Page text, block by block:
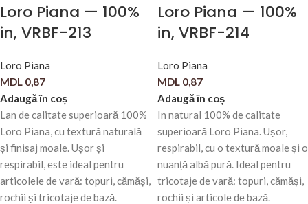
Loro Piana — 100%
in, VRBF-213
Loro Piana
MDL 0,87
Adaugă în coș
Lan de calitate superioară 100%
Loro Piana, cu textură naturală
și finisaj moale. Ușor și
respirabil, este ideal pentru
articolele de vară: topuri, cămăși,
rochii și tricotaje de bază.
Loro Piana — 100%
in, VRBF-214
Loro Piana
MDL 0,87
Adaugă în coș
In natural 100% de calitate
superioară Loro Piana. Ușor,
respirabil, cu o textură moale și o
nuanță albă pură. Ideal pentru
tricotaje de vară: topuri, cămăși,
rochii și articole de bază.